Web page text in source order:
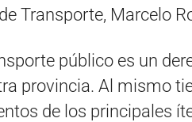
Transporte, Marcelo
público es un
provincia. Al mismo
de los principales